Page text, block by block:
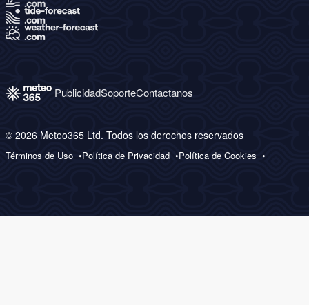
PublicidadSoporteContactanos
© 2026 Meteo365 Ltd. Todos los derechos reservados
Términos de Uso Política de Privacidad Política de Cookies